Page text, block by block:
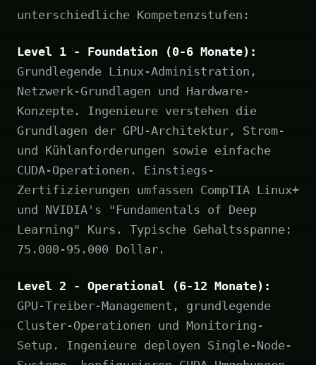
unterschiedliche Kompetenzstufen:
Level 1 - Foundation (0-6 Monate):
Grundlegende Linux-Administration,
Netzwerk-Grundlagen und Hardware-
Konzepte. Ingenieure verstehen die
Grundlagen der GPU-Architektur, Strom-
und Kühlanforderungen sowie einfache
CUDA-Operationen. Einstiegs-
Zertifizierungen umfassen CompTIA Linux+
und NVIDIA's "Fundamentals of Deep
Learning" Kurs. Typische Gehaltsspanne:
75.000-95.000 Dollar.
Level 2 - Operational (6-12 Monate):
GPU-Treiber-Management, grundlegende
Cluster-Operationen und Monitoring-
Setup. Ingenieure deployen Single-Node-